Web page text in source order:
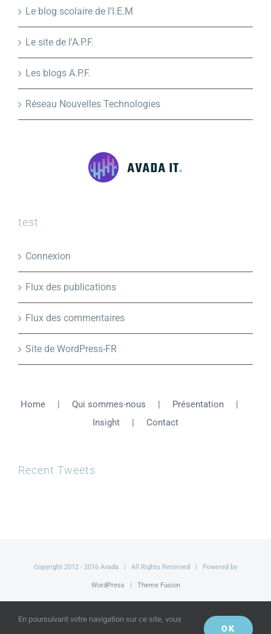
Le blog scolaire de l'I.E.M
Le site de l'A.P.F.
Les blogs A.P.F.
Réseau Nouvelles Technologies
test
Connexion
Flux des publications
Flux des commentaires
Site de WordPress-FR
Home Qui sommes-nous
Présentation
Insight
Contact
Recent Tweets
Copyright 2012 - 2016 Avada | All Rights Reserved | Powered by
WordPress | Theme Fusion
FacebookTwitterYouTube
En poursuivant votre navigation sur ce site, vous
OK